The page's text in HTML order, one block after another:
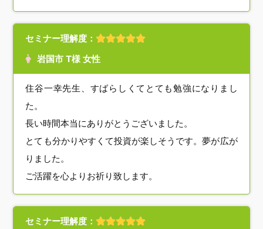
セミナー理解度：
岩国市 T様 女性
住谷一幸先生、すばらしくてとても勉強になりまし
た。
長い時間本当にありがとうございました。
とても分かりやすくて投資が楽しそうです。夢が広が
りました。
ご活躍を心よりお祈り致します。
セミナー理解度：